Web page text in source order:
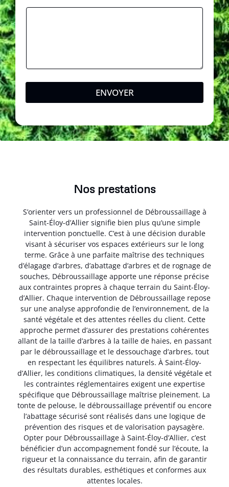
ENVOYER
Nos prestations
S’orienter vers un professionnel de Débroussaillage à
Saint-Éloy-d’Allier signifie bien plus qu’une simple
intervention ponctuelle. C’est à une décision durable
visant à sécuriser vos espaces extérieurs sur le long
terme. Grâce à une parfaite maîtrise des techniques
d’élagage d’arbres, d’abattage d’arbres et de rognage de
souches, Débroussaillage apporte une réponse précise
aux contraintes propres à chaque terrain du Saint-Éloy-
d’Allier. Chaque intervention de Débroussaillage repose
sur une analyse approfondie de l’environnement, de la
santé végétale et des attentes réelles du client. Cette
approche permet d’assurer des prestations cohérentes
allant de la taille d’arbres à la taille de haies, en passant
par le débroussaillage et le dessouchage d’arbres, tout
en respectant les équilibres naturels. À Saint-Éloy-
d’Allier, les conditions climatiques, la densité végétale et
les contraintes réglementaires exigent une expertise
spécifique que Débroussaillage maîtrise pleinement. La
tonte de pelouse, le débroussaillage préventif ou encore
l’abattage sécurisé sont réalisés dans une logique de
prévention des risques et de valorisation paysagère.
Opter pour Débroussaillage à Saint-Éloy-d’Allier, c’est
bénéficier d’un accompagnement fondé sur l’écoute, la
rigueur et la connaissance du terrain, afin de garantir
des résultats durables, esthétiques et conformes aux
attentes locales.